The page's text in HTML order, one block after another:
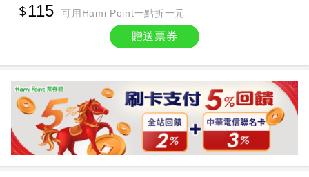
115 可用Hami Point一點折一元
贈送票券